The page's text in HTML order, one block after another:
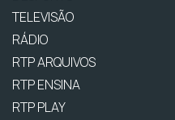
TELEVISÃO
RÁDIO
RTP ARQUIVOS
RTP ENSINA
RTP PLAY